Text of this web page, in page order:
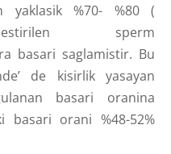
yaklasik %70- %80 (
sperm
basari saglamistir. Bu
de kisirlik yasayan
basari oranina
basari orani %48-52%